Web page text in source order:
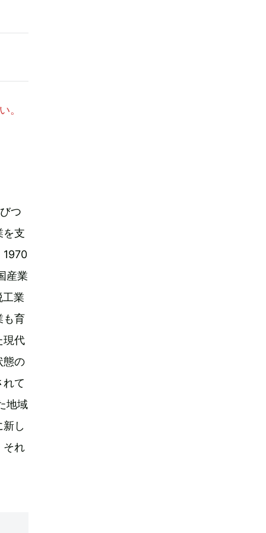
。
つ
を支
1970
産業
業
も育
現代
態の
れて
地域
し
それ